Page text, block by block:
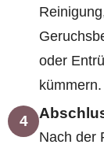
oder
kümmern.
4
Nach der